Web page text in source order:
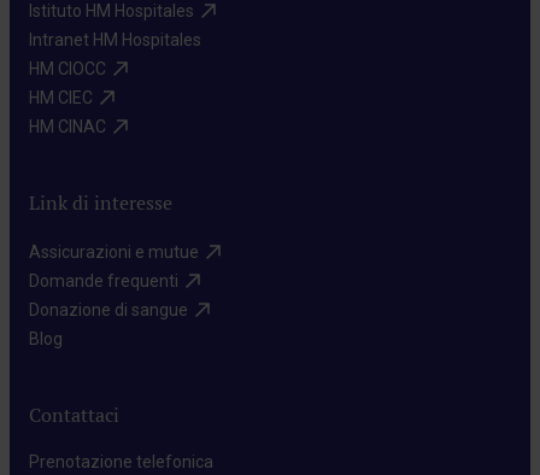
Istituto HM Hospitales​
Intranet HM Hospitales​
HM CIOCC​
HM CIEC​
HM CINAC​
Link di interesse
Assicurazioni e mutue​
Domande frequenti​
Donazione di sangue​
Blog​
Contattaci
Prenotazione telefonica